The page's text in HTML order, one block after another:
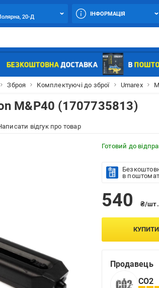
20-Д
ІНФОРМАЦІЯ
Зброя Комплектуючі до зброї Umarex
M&P40 (1707735813)
відгук про товар
Готовий до
в
540 ₴/шт.
КУПИТИ
Продавець
СО2